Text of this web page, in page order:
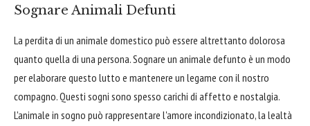
Sognare Animali Defunti
La perdita di un animale domestico può essere altrettanto dolorosa
quanto quella di una persona. Sognare un animale defunto è un modo
per elaborare questo lutto e mantenere un legame con il nostro
compagno. Questi sogni sono spesso carichi di affetto e nostalgia.
L'animale in sogno può rappresentare l'amore incondizionato, la lealtà